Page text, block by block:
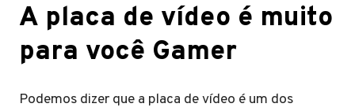
A placa de vídeo é muito
para você Gamer
Podemos dizer que a placa de vídeo é um dos